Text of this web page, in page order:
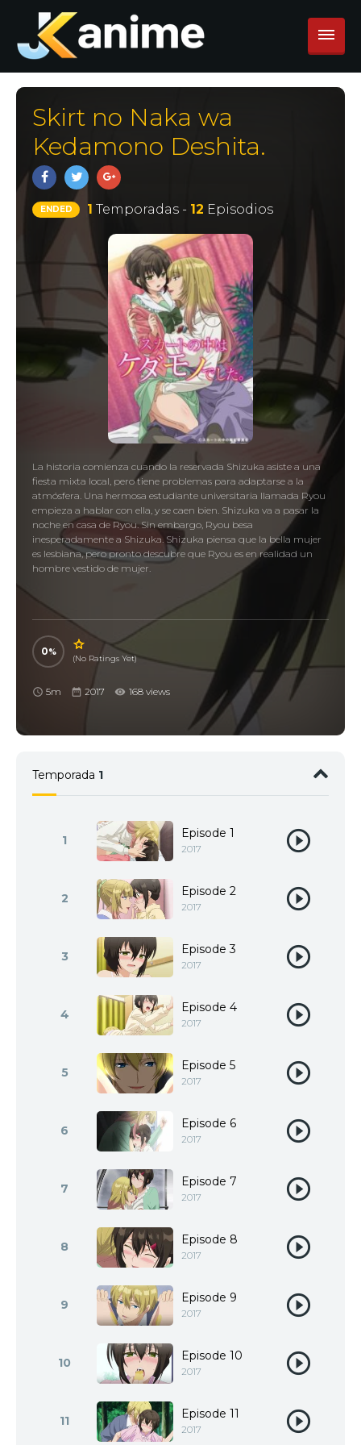
Skirt no Naka wa
Kedamono Deshita.
ENDED 1 Temporadas - 12 Episodios
La historia comienza cuando la reservada Shizuka asiste a una
fiesta mixta local, pero tiene problemas para adaptarse a la
atmósfera. Una hermosa estudiante universitaria llamada Ryou
empieza a hablar con ella, y se caen bien. Shizuka va a pasar la
noche en casa de Ryou. Sin embargo, Ryou besa
inesperadamente a Shizuka. Shizuka piensa que la bella mujer
es lesbiana, pero pronto descubre que Ryou es en realidad un
hombre vestido de mujer.
0
(No Ratings Yet)
5m 2017 168 views
Temporada 1
1 Episode 1
2017
2 Episode 2
2017
3 Episode 3
2017
4 Episode 4
2017
5 Episode 5
2017
6 Episode 6
2017
7 Episode 7
2017
8 Episode 8
2017
9 Episode 9
2017
10 Episode 10
2017
11 Episode 11
2017